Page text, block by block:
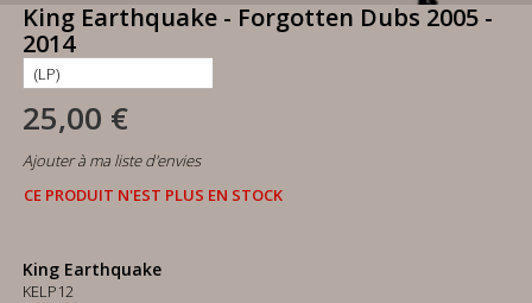
King Earthquake - Forgotten Dubs 2005 -
2014
25,00 €
Ajouter à ma liste d'envies
CE PRODUIT N'EST PLUS EN STOCK
King Earthquake
KELP12